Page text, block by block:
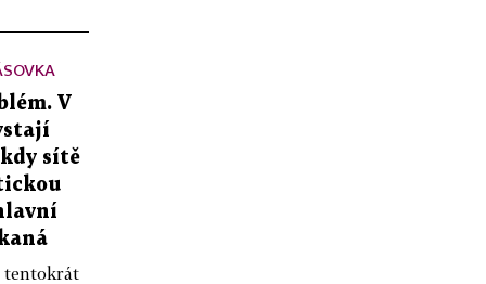
V
sítě
tentokrát